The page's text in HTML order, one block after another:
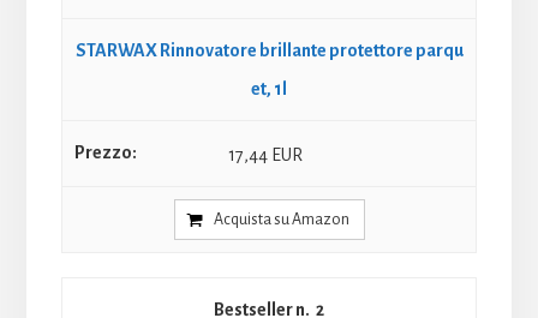
STARWAX Rinnovatore brillante protettore parqu
et, 1l
17,44 EUR
Acquista su Amazon
2